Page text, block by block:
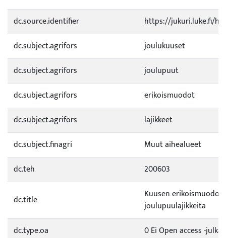
dc.source.identifier
https://jukuri.luke.fi/
dc.subject.agrifors
joulukuuset
dc.subject.agrifors
joulupuut
dc.subject.agrifors
erikoismuodot
dc.subject.agrifors
lajikkeet
dc.subject.finagri
Muut aihealueet
dc.teh
200603
dc.title
Kuusen
joulupuulajikkeita
dc.type.oa
0 Ei Open access -